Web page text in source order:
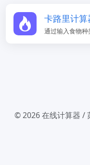
卡路里计算
通过输入食物
© 2026在线计算器 /